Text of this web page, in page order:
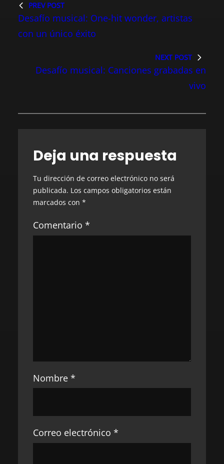
PREV POST
Desafío musical: One-hit wonder, artistas
con un único éxito
NEXT POST
Desafío musical: Canciones grabadas en
vivo
Deja una respuesta
Tu dirección de correo electrónico no será
publicada. Los campos obligatorios están
marcados con *
Comentario *
Nombre *
Correo electrónico *